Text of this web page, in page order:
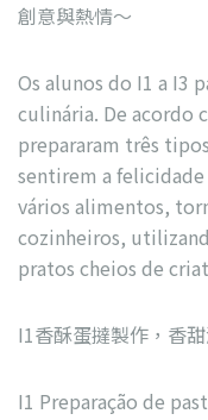
創意與熱情～
Os alunos do I1 a I3
culinária. De acordo
prepararam três
sentirem a
vários alimentos,
cozinheiros,
pratos cheios de
I1香酥蛋撻製作，香
I1 Preparação de